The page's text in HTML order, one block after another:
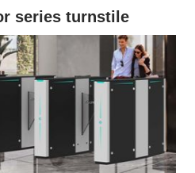
series turnstile